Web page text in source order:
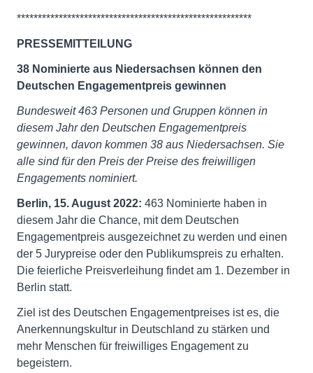
********************************************************
PRESSEMITTEILUNG
38 Nominierte aus Niedersachsen können den
Deutschen Engagementpreis gewinnen
Bundesweit 463 Personen und Gruppen können in
diesem Jahr den Deutschen Engagementpreis
gewinnen, davon kommen 38 aus Niedersachsen. Sie
alle sind für den Preis der Preise des freiwilligen
Engagements nominiert.
Berlin, 15. August 2022: 463 Nominierte haben in
diesem Jahr die Chance, mit dem Deutschen
Engagementpreis ausgezeichnet zu werden und einen
der 5 Jurypreise oder den Publikumspreis zu erhalten.
Die feierliche Preisverleihung findet am 1. Dezember in
Berlin statt.
Ziel ist des Deutschen Engagementpreises ist es, die
Anerkennungskultur in Deutschland zu stärken und
mehr Menschen für freiwilliges Engagement zu
begeistern.